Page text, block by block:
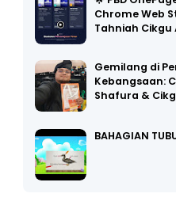
Chrome Web
Tahniah Cikgu
Gemilang di
Kebangsaan:
Shafura &
BAHAGIAN